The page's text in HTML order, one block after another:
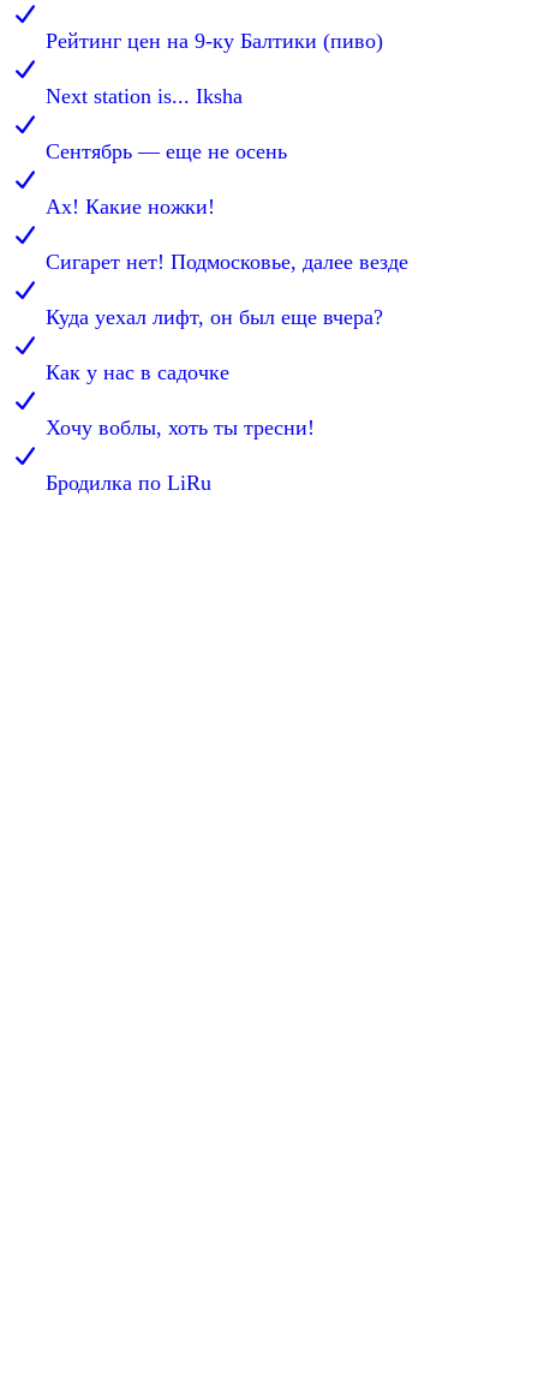
Рейтинг цен на 9-ку Балтики (пиво)
Next station is... Iksha
Сентябрь — еще не осень
Ах! Какие ножки!
Сигарет нет! Подмосковье, далее везде
Куда уехал лифт, он был еще вчера?
Как у нас в садочке
Хочу воблы, хоть ты тресни!
Бродилка по LiRu